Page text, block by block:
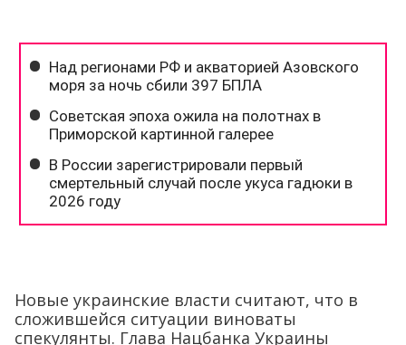
Новые украинские власти считают, что в
сложившейся ситуации виноваты
спекулянты. Глава Нацбанка Украины